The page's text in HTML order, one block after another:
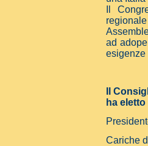
Il
ad
esigenze
Il
ha
Cariche